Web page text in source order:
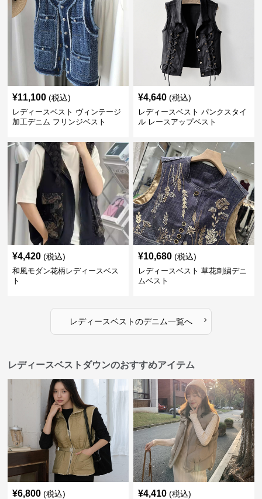
¥11,100 (税込)
レディースベスト ヴィンテージ
加工デニム フリンジベスト
¥4,640 (税込)
レディースベスト パンクスタイ
ル レースアップベスト
¥4,420 (税込)
和風モダン花柄レディースベス
ト
¥10,680 (税込)
レディースベスト 草花刺繍デニ
ムベスト
レディースベストのデニム一覧へ ›
レディースベストダウンのおすすめアイテム
¥6,800 (税込) ¥4,410 (税込)